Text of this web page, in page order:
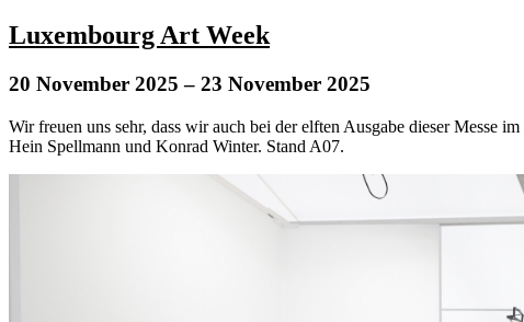
Luxembourg Art Week
20 November 2025 – 23 November 2025
Wir freuen uns sehr, dass wir auch bei der elften Ausgabe dieser Messe
Hein Spellmann und Konrad Winter. Stand A07.